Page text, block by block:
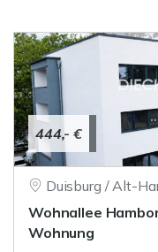
444,- €
Duisburg / Alt-
Wohnallee
Wohnung